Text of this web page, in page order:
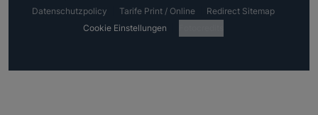
Datenschutzpolicy
Tarife Print / Online
Redirect Sitemap
Cookie Einstellungen